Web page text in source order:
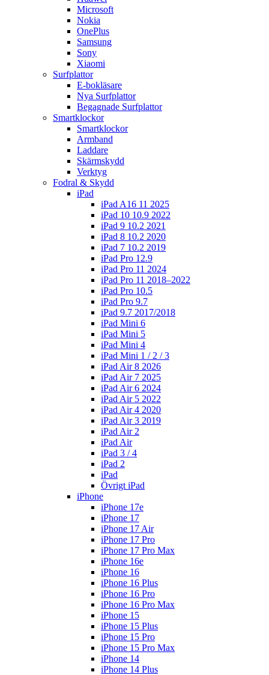
Microsoft
Nokia
OnePlus
Samsung
Sony
Xiaomi
Surfplattor
E-bokläsare
Nya Surfplattor
Begagnade Surfplattor
Smartklockor
Smartklockor
Armband
Laddare
Skärmskydd
Verktyg
Fodral & Skydd
iPad
iPad A16 11 2025
iPad 10 10.9 2022
iPad 9 10.2 2021
iPad 8 10.2 2020
iPad 7 10.2 2019
iPad Pro 12.9
iPad Pro 11 2024
iPad Pro 11 2018–2022
iPad Pro 10.5
iPad Pro 9.7
iPad 9.7 2017/2018
iPad Mini 6
iPad Mini 5
iPad Mini 4
iPad Mini 1 / 2 / 3
iPad Air 8 2026
iPad Air 7 2025
iPad Air 6 2024
iPad Air 5 2022
iPad Air 4 2020
iPad Air 3 2019
iPad Air 2
iPad Air
iPad 3 / 4
iPad 2
iPad
Övrigt iPad
iPhone
iPhone 17e
iPhone 17
iPhone 17 Air
iPhone 17 Pro
iPhone 17 Pro Max
iPhone 16e
iPhone 16
iPhone 16 Plus
iPhone 16 Pro
iPhone 16 Pro Max
iPhone 15
iPhone 15 Plus
iPhone 15 Pro
iPhone 15 Pro Max
iPhone 14
iPhone 14 Plus